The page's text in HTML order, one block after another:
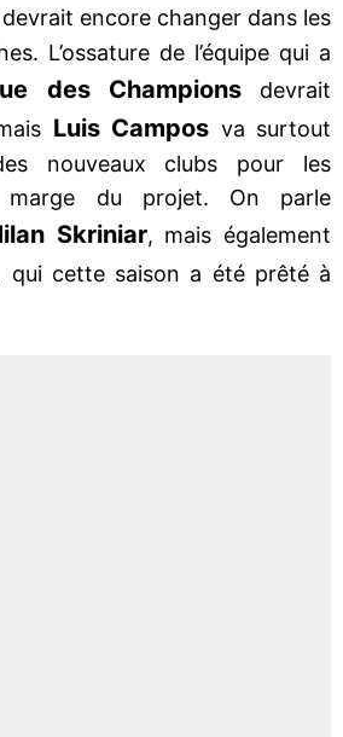
devrait encore changer dans les
L’ossature de l’équipe qui a
des Championsdevrait
Luis Campos va surtout
nouveaux clubs pour les
du projet. On parle
Skriniar, mais également
qui cette saison a été prêté à